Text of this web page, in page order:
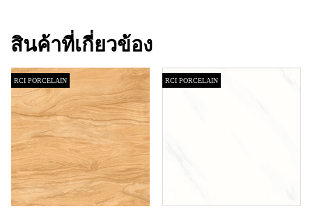
สินค้าที่เกี่ยวข้อง
RCI PORCELAIN RCI PORCELAIN